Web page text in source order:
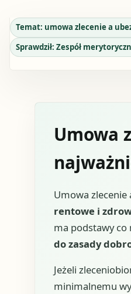
Temat: umowa zlecenie a
Sprawdził: Zespół
Umowa
Umowa zlecenie
rentowe i
ma podstawy
do zasady
Jeżeli
minimalnemu